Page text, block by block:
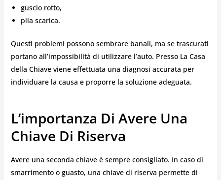
guscio rotto,
pila scarica.
Questi problemi possono sembrare banali, ma se trascurati
portano all’impossibilità di utilizzare l’auto. Presso La Casa
della Chiave viene effettuata una diagnosi accurata per
individuare la causa e proporre la soluzione adeguata.
L’importanza Di Avere Una
Chiave Di Riserva
Avere una seconda chiave è sempre consigliato. In caso di
smarrimento o guasto, una chiave di riserva permette di